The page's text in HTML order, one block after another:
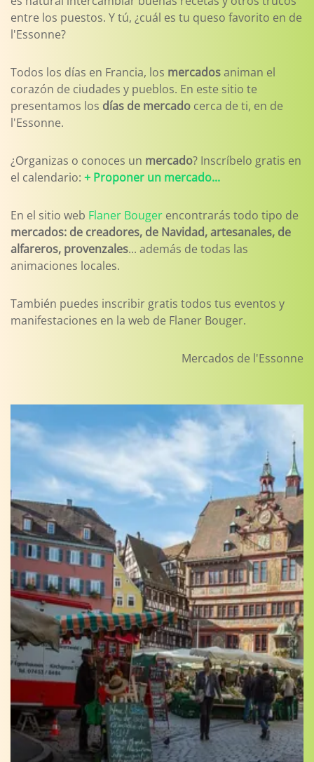
entre los puestos. Y tú, ¿cuál es tu queso favorito en de
l'Essonne?
Todos los días en Francia, los mercadosaniman el
corazón de ciudades y pueblos. En este sitio te
presentamos los días de mercado cerca de ti, en de
l'Essonne.
¿Organizas o conoces un mercado? Inscríbelo gratis en
el calendario: + Proponer un mercado...
En el sitio web Flaner Bouger encontrarás todo tipo de
mercados: de creadores, de Navidad, artesanales, de
alfareros, provenzales... además de todas las
animaciones locales.
También puedes inscribir gratis todos tus eventos y
manifestaciones en la web de Flaner Bouger.
Mercados de l'Essonne